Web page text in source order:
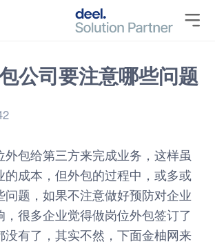

公司要注意哪些问题
包给第三方来完成业务，这样虽
的成本，但外包的过程中，或多或
问题，如果不注意做好预防对企业
，很多企业觉得做岗位外包签订了
没有了，其实不然，下面金柚网来